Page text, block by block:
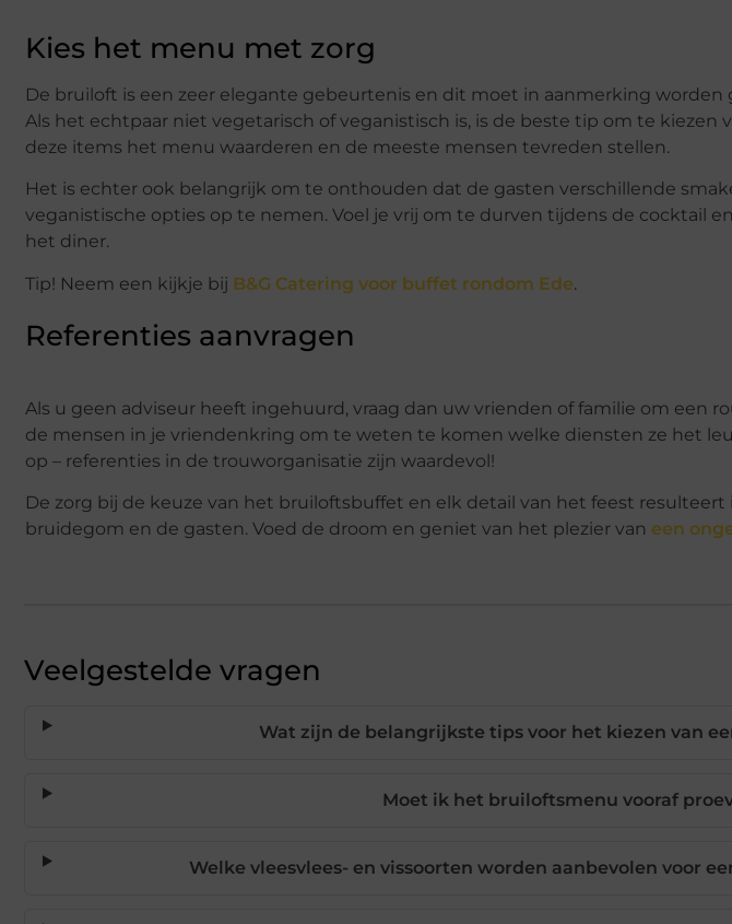
Kies het menu met zorg
De bruiloft is een zeer elegante gebeurtenis en dit moet in aanmerking
Als het echtpaar niet vegetarisch of veganistisch is, is de beste tip om te kiezen
deze items het menu waarderen en de meeste mensen tevreden stellen.
Het is echter ook belangrijk om te onthouden dat de gasten verschillende
veganistische opties op te nemen. Voel je vrij om te durven tijdens de cocktail
het diner.
Tip! Neem een kijkje bij B&G Catering voor buffet rondom Ede.
Referenties aanvragen
Als u geen adviseur heeft ingehuurd, vraag dan uw vrienden of familie om een
de mensen in je vriendenkring om te weten te komen welke diensten ze het
op – referenties in de trouworganisatie zijn waardevol!
De zorg bij de keuze van het bruiloftsbuffet en elk detail van het feest
bruidegom en de gasten. Voed de droom en geniet van het plezier van een
Veelgestelde vragen
Wat zijn de belangrijkste tips voor het kiezen van
Moet ik het bruiloftsmenu vooraf
Welke vleesvlees- en vissoorten worden aanbevolen voor